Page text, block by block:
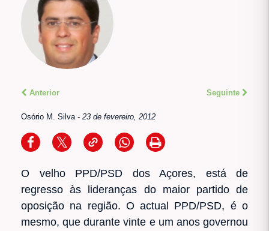
Anterior Seguinte
Osório M. Silva- 23 de fevereiro, 2012
O velho PPD/PSD dos Açores, está de
regresso às lideranças do maior partido de
oposição na região. O actual PPD/PSD, é o
mesmo, que durante vinte e um anos governou